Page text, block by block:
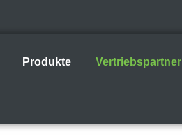
Produkte Vertriebspartner